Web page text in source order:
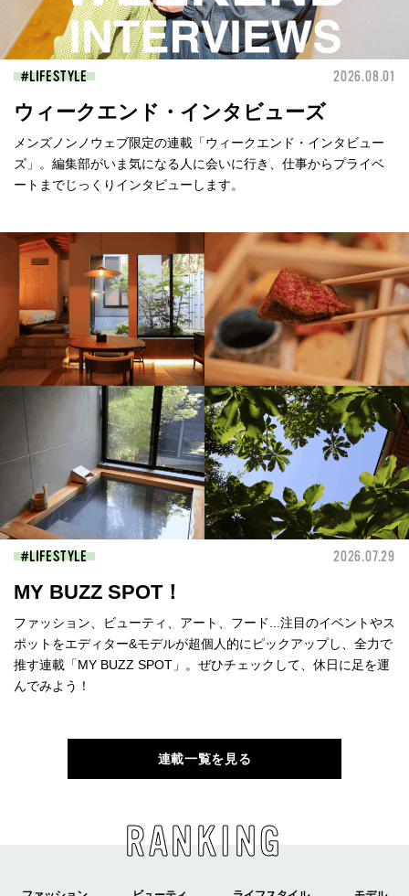
LIFESTYLE 2026.08.01
ウィークエンド・インタビューズ
メンズノンノウェブ限定の連載「ウィークエンド・インタビュー
ズ」。編集部がいま気になる人に会いに行き、仕事からプライベ
ートまでじっくりインタビューします。
LIFESTYLE 2026.07.29
MY BUZZ SPOT！
ファッション、ビューティ、アート、フード...注目のイベントやス
ポットをエディター&モデルが超個人的にピックアップし、全力で
推す連載「MY BUZZ SPOT」。ぜひチェックして、休日に足を運
んでみよう！
連載一覧を見る
RANKING